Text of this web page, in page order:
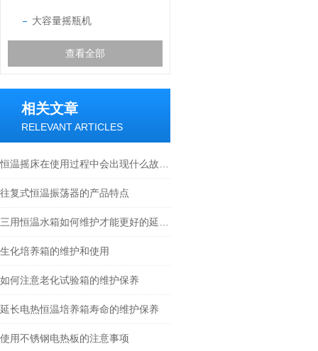
大容量摇瓶机
查看全部
相关文章
RELEVANT ARTICLES
往复式恒温振荡器的产品特点
生化培养箱的维护和使用
如何注意老化试验箱的维护保养
延长电热恒温培养箱寿命的维护保养
使用不锈钢电热板的注意事项